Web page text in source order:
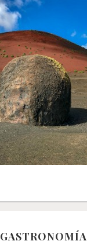
GASTRONOMÍA